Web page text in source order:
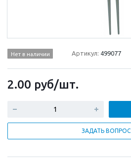
Нет в наличии Артикул: 499077
2.00 руб/шт.
ЗАДАТЬ ВОПРОС